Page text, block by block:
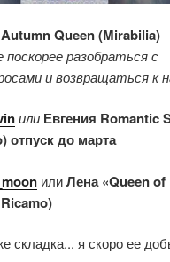
Queen (Mirabilia)
разобраться с
и возвращаться к
или Евгения Romantic
отпуск до марта
илиЛена «Queen of
складка... я скоро ее